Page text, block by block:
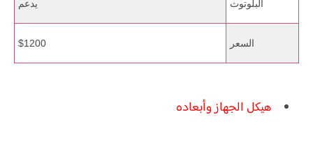
البلوتوث يدعم
السعر $1200
هيكل الجهاز وأبعاده